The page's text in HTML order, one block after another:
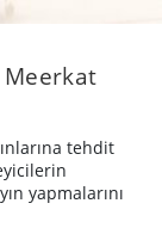
Meerkat
tehdit
yapmalarını